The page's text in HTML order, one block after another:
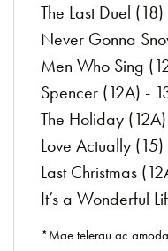
The Last Duel
Never Gonna
Men Who Sing
Spencer (12A) -
The Holiday
Love Actually
Last Christmas
It’s a Wonderful
*Mae telerau ac